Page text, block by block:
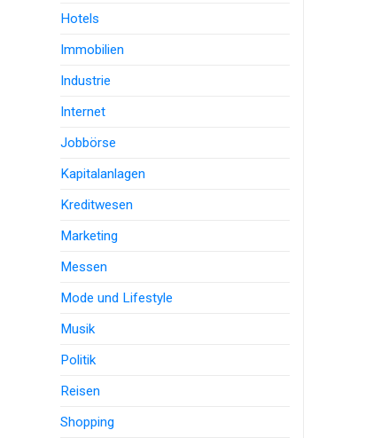
Hotels
Immobilien
Industrie
Internet
Jobbörse
Kapitalanlagen
Kreditwesen
Marketing
Messen
Mode und Lifestyle
Musik
Politik
Reisen
Shopping